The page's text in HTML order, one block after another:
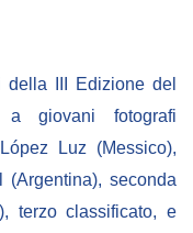
della III Edizione del
a giovani fotografi
Luz (Messico),
seconda
terzo classificato, e